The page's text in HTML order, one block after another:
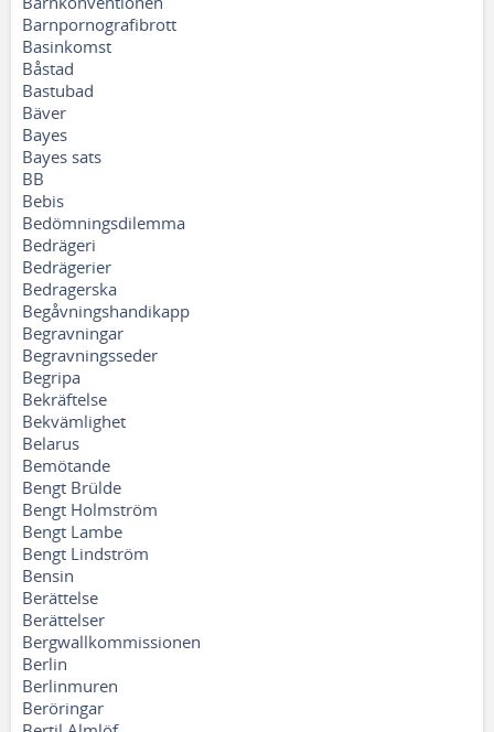
Barnpornografibrott
Basinkomst
Båstad
Bastubad
Bäver
Bayes
Bayes sats
BB
Bebis
Bedömningsdilemma
Bedrägeri
Bedrägerier
Bedragerska
Begåvningshandikapp
Begravningar
Begravningsseder
Begripa
Bekräftelse
Bekvämlighet
Belarus
Bemötande
Bengt Brülde
Bengt Holmström
Bengt Lambe
Bengt Lindström
Bensin
Berättelse
Berättelser
Bergwallkommissionen
Berlin
Berlinmuren
Beröringar